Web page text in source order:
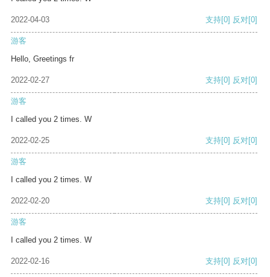
2022-04-03 支持[0] 反对[0]
游客
Hello, Greetings fr
2022-02-27 支持[0] 反对[0]
游客
I called you 2 times. W
2022-02-25 支持[0] 反对[0]
游客
I called you 2 times. W
2022-02-20 支持[0] 反对[0]
游客
I called you 2 times. W
2022-02-16 支持[0] 反对[0]